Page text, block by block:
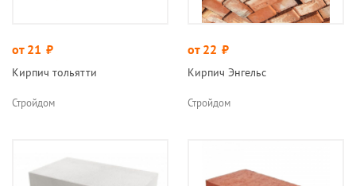
от 21 руб.
Кирпич тольятти
Стройдом
от 22 руб.
Кирпич Энгельс
Стройдом